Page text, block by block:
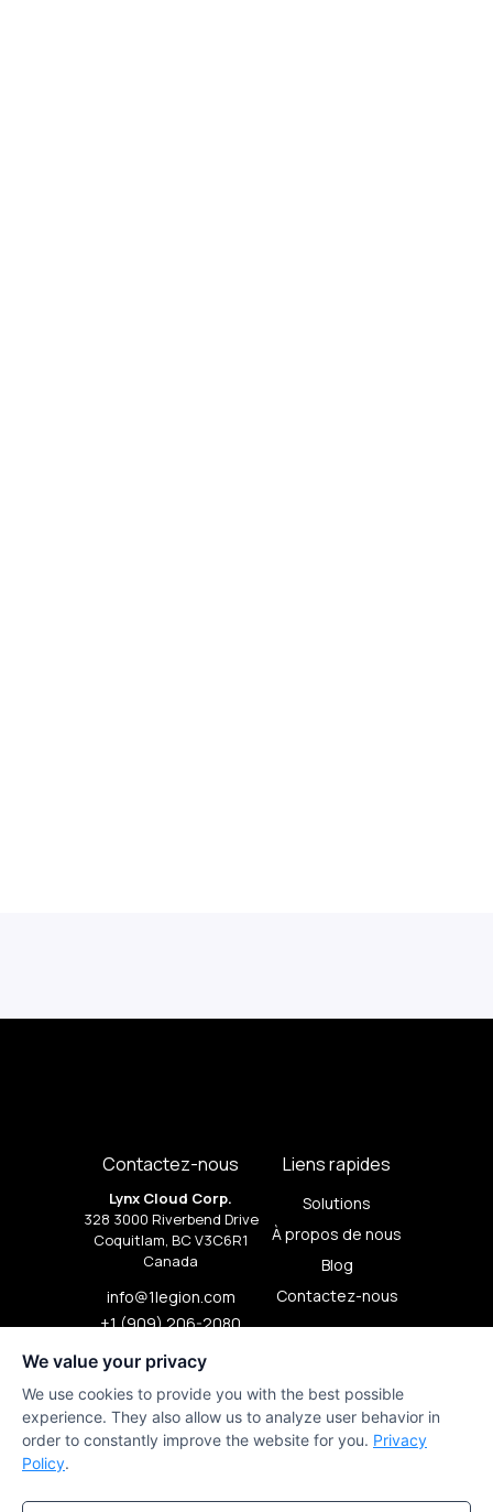
Contactez-nous
Lynx Cloud Corp.
328 3000 Riverbend Drive
Coquitlam, BC V3C6R1
Canada
info@1legion.com
+1 (909) 206-2080
Liens rapides
Solutions
À propos de nous
Blog
Contactez-nous
À la une
Serveurs GPU Bare Metal
Conditions d'utilisation
1Legion Privacy
We value your privacy
We use cookies to provide you with the best possible
experience. They also allow us to analyze user behavior in
order to constantly improve the website for you. Privacy
Policy.